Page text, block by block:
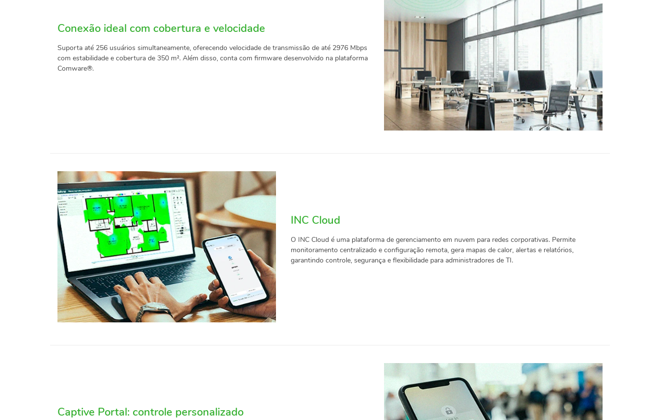
Conexão ideal com cobertura e velocidade
Suporta até 256 usuários simultaneamente, oferecendo velocidade de transmissão de até 2976 Mbps
com estabilidade e cobertura de 350 m². Além disso, conta com firmware desenvolvido na plataforma
Comware®.
INC Cloud
O INC Cloud é uma plataforma de gerenciamento em nuvem para redes corporativas. Permite
monitoramento centralizado e configuração remota, gera mapas de calor, alertas e relatórios,
garantindo controle, segurança e flexibilidade para administradores de TI.
Captive Portal: controle personalizado